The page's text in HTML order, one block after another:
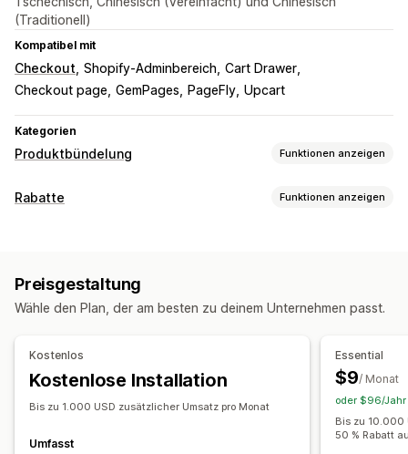
(Traditionell)
Kompatibel mit
Checkout Shopify-Adminbereich Cart Drawer
Checkout page GemPages PageFly Upcart
Kategorien
Produktbündelung Funktionen anzeigen
Bundle-Typen
Zusammenstellen einer Box
Mystery-Boxen
Probepackungen Abo-Boxen
Cross-Selling-Bundles
Ähnliche Produkte
Digitale Produkte Individuelle Bundles
Feste Preisgestaltung
Rabatte Funktionen anzeigen
Mengenrabatte
Mengenstaffelungen
Prozentuale Rabatte
Massenrabatte Kostenloser Versand
Prämien Produkt-Bundles
Zeitlich begrenzte Angebote
Countdown Timer
Upselling-Rabatte
Cross-Selling-Rabatte Popups Dynamische Preise
Preisgestaltung
Wähle den Plan, der am besten zu deinem Unternehmen passt.
Kostenlos
Kostenlose Installation
Bis zu 1.000 USD zusätzlicher Umsatz pro Monat
Umfasst
Essential
$9/ Monat
oder $96/Jahr
Bis zu 10.000
50 % Rabatt